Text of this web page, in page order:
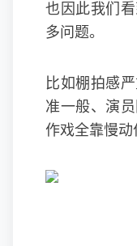
也因此我们
多问题。
比如棚拍感
准一般、演
作戏全靠慢动